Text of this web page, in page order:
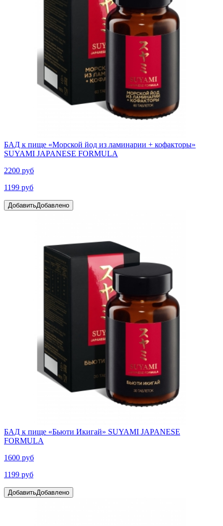
БАД к пище «Морской йод из ламинарии + кофакторы»
SUYAMI JAPANESE FORMULA
2200 руб
1199 руб
ДобавитьДобавлено
БАД к пище «Бьюти Икигай» SUYAMI JAPANESE
FORMULA
1600 руб
1199 руб
ДобавитьДобавлено